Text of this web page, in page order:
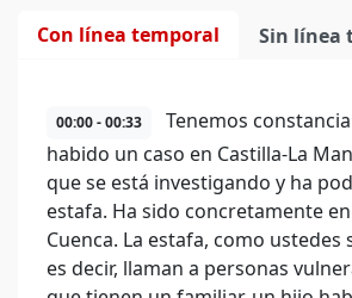
Con línea temporal Sin línea
00:00 - 00:33
Tenemos
habido un caso en Castilla-La
que se está investigando y ha
estafa. Ha sido concretamente
Cuenca. La estafa, como ustedes
es decir, llaman a personas